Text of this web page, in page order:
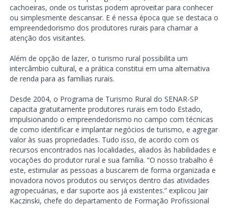
cachoeiras, onde os turistas podem aproveitar para conhecer
ou simplesmente descansar. E é nessa época que se destaca o
empreendedorismo dos produtores rurais para chamar a
atenção dos visitantes.
Além de opção de lazer, o turismo rural possibilita um
intercâmbio cultural, e a prática constitui em uma alternativa
de renda para as famílias rurais.
Desde 2004, o Programa de Turismo Rural do SENAR-SP
capacita gratuitamente produtores rurais em todo Estado,
impulsionando o empreendedorismo no campo com técnicas
de como identificar e implantar negócios de turismo, e agregar
valor às suas propriedades. Tudo isso, de acordo com os
recursos encontrados nas localidades, aliados às habilidades e
vocações do produtor rural e sua família. “O nosso trabalho é
este, estimular as pessoas a buscarem de forma organizada e
inovadora novos produtos ou serviços dentro das atividades
agropecuárias, e dar suporte aos já existentes.” explicou Jair
Kaczinski, chefe do departamento de Formação Profissional